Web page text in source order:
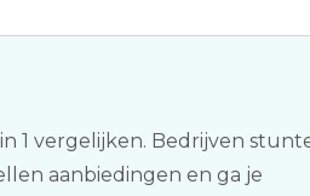
1 vergelijken. Bedrijven
aanbiedingen en ga je